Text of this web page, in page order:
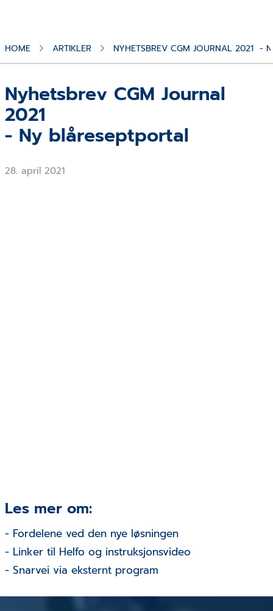
HOME ARTIKLER NYHETSBREV CGM JOURNAL 2021 -
Nyhetsbrev CGM Journal
2021
- Ny blåreseptportal
28. april 2021
Les mer om:
- Fordelene ved den nye løsningen
- Linker til Helfo og instruksjonsvideo
- Snarvei via eksternt program